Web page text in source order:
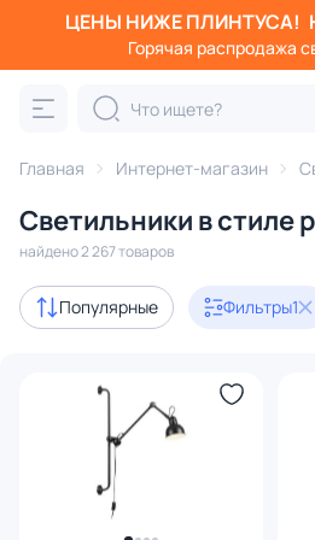
ЦЕНЫ НИЖЕ ПЛИНТУСА!
Горячая распродажа
Главная Интернет-магазин
Светильники в стиле
найдено 2 267 товаров
Популярные Фильтры1
Категория:
Люстры Подвесные
Акции 102
1343